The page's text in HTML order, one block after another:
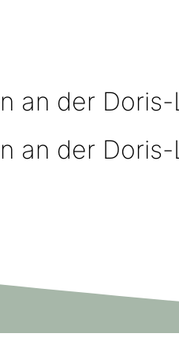
an der
an der